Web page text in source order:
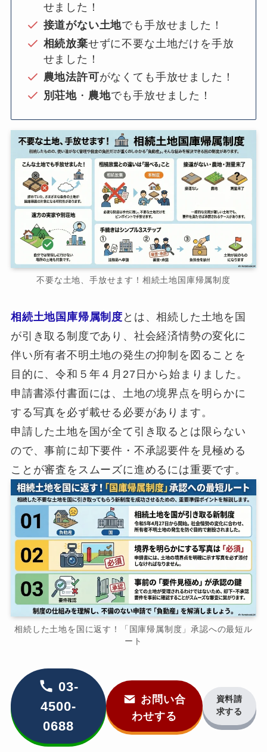
せました！
接道がない土地でも手放せました！
相続放棄せずに不要な土地だけを手放
せました！
農地法許可がなくても手放せました！
別荘地 ・ 農地でも手放せました！
不要な土地、手放せます！相続土地国庫帰属制度
相続土地国庫帰属制度 とは、相続した土地を国
が引き取る制度であり、社会経済情勢の変化に
伴い所有者不明土地の発生の抑制を図ることを
目的に、令和５年４月27日から始まりました。
申請書添付書面には、土地の境界点を明らかに
する写真を必ず載せる必要があります。
申請した土地を国が全て引き取るとは限らない
ので、事前に却下要件・不承認要件を見極める
ことが審査をスムーズに進めるには重要です。
相続した土地を国に返す！「国庫帰属制度」承認への最短ル
ート
03-
4500-
0688
お問い合
わせする
資料請
求する